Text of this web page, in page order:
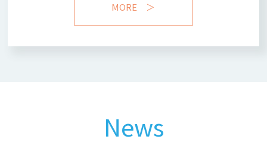
MORE ＞
News